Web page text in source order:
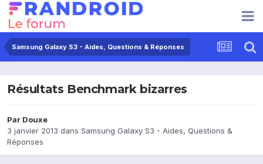
Samsung Galaxy S3 - Aides, Questions & Réponses
Résultats Benchmark bizarres
Par Douxe
3 janvier 2013 dans Samsung Galaxy S3 - Aides, Questions &
Réponses